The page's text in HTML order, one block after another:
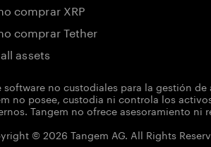
comprar XRP
comprar Tether
assets
no custodiales para la gestión
no posee, custodia ni controla los
Tangem no ofrece asesoramiento ni